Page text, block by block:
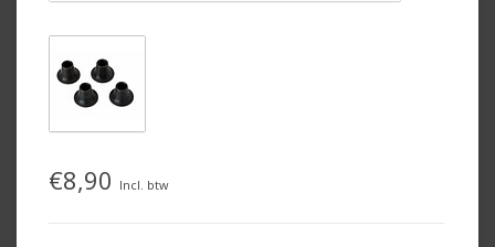
€8,90 Incl. btw